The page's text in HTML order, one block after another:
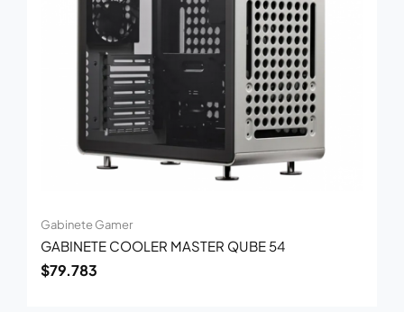
Gabinete Gamer
GABINETE COOLER MASTER QUBE 54
$79.783